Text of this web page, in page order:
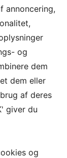
annoncering,
og
dem
dem eller
af deres
giver du
og